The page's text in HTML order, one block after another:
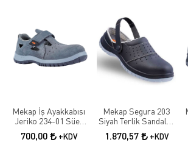
Mekap İş Ayakkabısı
Jeriko 234-01 Süet
S1 Çelik Burun
700,00 +KDV
Mekap Segura 203
Siyah Terlik Sandalet
S1 SRC
1.870,57 +KDV